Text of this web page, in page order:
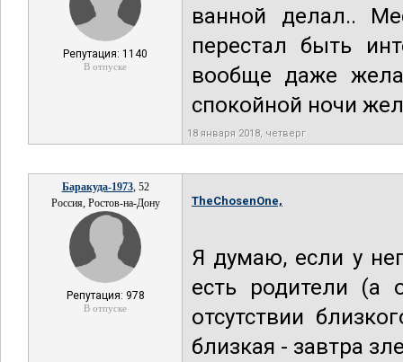
Репутация: 1140
В отпуске
ванной делал..
перестал быть
вообще даже
спокойной ночи
18 января 2018, четверг
Баракуда-1973, 52
Россия, Ростов-на-Дону
Репутация: 978
В отпуске
TheChosenOne,
Я думаю, если у
есть родители (а
отсутствии
близкая - завтра